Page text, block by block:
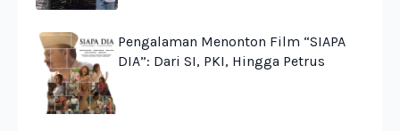
Pengalaman Menonton Film “SIAPA
DIA”: Dari SI, PKI, Hingga Petrus